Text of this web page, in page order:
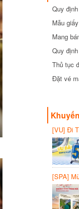
Quy
cần biết
Mẫu
Mang
Quy
Thủ tục
Đặt vé
[VU] Đi
giảm
[SPA]
20%